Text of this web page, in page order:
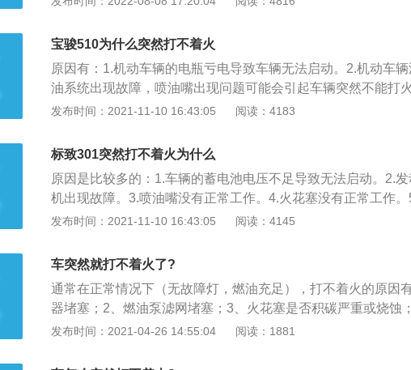
欠佳有关系。点火系统异常，低压电路的线接入不好或是高压
障。启动机衰老比较严重，也就是车子使用期限太长，造成启
行乏力，打不着火。燃油泵毁坏造成没法运行车子。
宝骏510为什么突然打不着火
原因有：1.机动车辆的电瓶亏电导致车辆无法启动。2.机动车
油系统出现故障，喷油嘴出现问题可能会引起车辆突然不能打
油品添加错误或者是防冻液缺少。机动车辆出现突然不能打火
重，可以去当地的售后或者是维修厂对车辆的蓄电池磨损情况
查。如果是磨损情况过于严重，需要及时更换全新的车辆电瓶
有问题，需要依次去排查其他的原因。
发布时间：2021-11-10 16:43:05 阅读：4183
标致301突然打不着火为什么
原因是比较多的：1.车辆的蓄电池电压不足导致无法启动。2.
机出现故障。3.喷油嘴没有正常工作。4.火花塞没有正常工作。
6.在冬季的时候，车辆的排气管出现了冰冻。7.车型的遥控钥匙
查车辆的蓄电池，多数都是因为车辆的蓄电池亏电而导致的车
使用应急电源或者是备用的电池，如果都没有的情况下可以联
车辆的车主帮助进行电瓶搭车。
发布时间：2021-11-10 16:43:05 阅读：4145
车突然就打不着火了?
通常在正常情况下（无故障灯，燃油充足），打不着火的原因
器堵塞；2、燃油泵滤网堵塞；3、火花塞是否积碳严重或烧蚀
工作；5、冷车启动时油泵供油不及时。
发布时间：2021-04-26 14:55:04 阅读：1881